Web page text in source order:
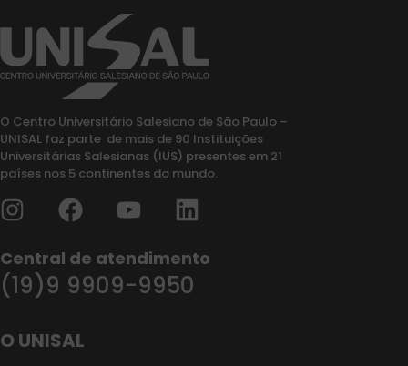
O Centro Universitário Salesiano de São Paulo –
UNISAL faz parte de mais de 90 Instituições
Universitárias Salesianas (IUS) presentes em 21
países nos 5 continentes do mundo.
Central de atendimento
(19)9 9909-9950
O UNISAL